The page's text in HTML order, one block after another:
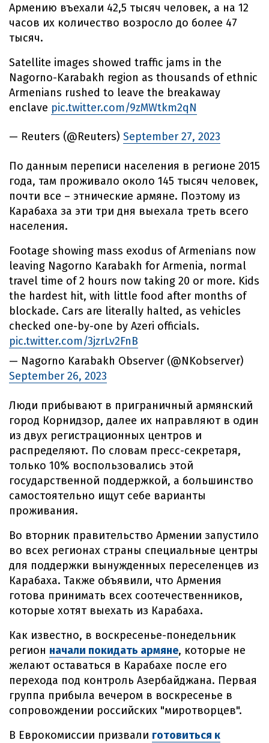
Армению въехали 42,5 тысяч человек, а на 12
часов их количество возросло до более 47
тысяч.
Satellite images showed traffic jams in the
Nagorno-Karabakh region as thousands of ethnic
Armenians rushed to leave the breakaway
enclave pic.twitter.com/9zMWtkm2qN
— Reuters (@Reuters) September 27, 2023
По данным переписи населения в регионе 2015
года, там проживало около 145 тысяч человек,
почти все – этнические армяне. Поэтому из
Карабаха за эти три дня выехала треть всего
населения.
Footage showing mass exodus of Armenians now
leaving Nagorno Karabakh for Armenia, normal
travel time of 2 hours now taking 20 or more. Kids
the hardest hit, with little food after months of
blockade. Cars are literally halted, as vehicles
checked one-by-one by Azeri officials.
pic.twitter.com/3jzrLv2FnB
— Nagorno Karabakh Observer (@NKobserver)
September 26, 2023
Люди прибывают в приграничный армянский
город Корнидзор, далее их направляют в один
из двух регистрационных центров и
распределяют. По словам пресс-секретаря,
только 10% воспользовались этой
государственной поддержкой, а большинство
самостоятельно ищут себе варианты
проживания.
Во вторник правительство Армении запустило
во всех регионах страны специальные центры
для поддержки вынужденных переселенцев из
Карабаха. Также объявили, что Армения
готова принимать всех соотечественников,
которые хотят выехать из Карабаха.
Как известно, в воскресенье-понедельник
регион начали покидать армяне, которые не
желают оставаться в Карабахе после его
перехода под контроль Азербайджана. Первая
группа прибыла вечером в воскресенье в
сопровождении российских "миротворцев".
В Еврокомиссии призвали готовиться к